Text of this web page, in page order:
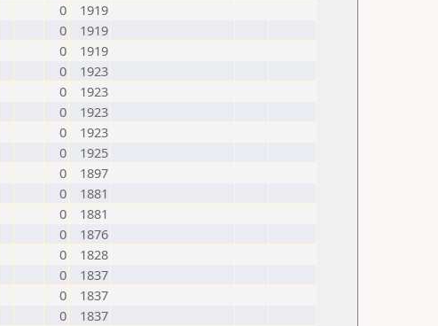
0
1919
0
1919
0
1919
0
1923
0
1923
0
1923
0
1923
0
1925
0
1897
0
1881
0
1881
0
1876
0
1828
0
1837
0
1837
0
1837